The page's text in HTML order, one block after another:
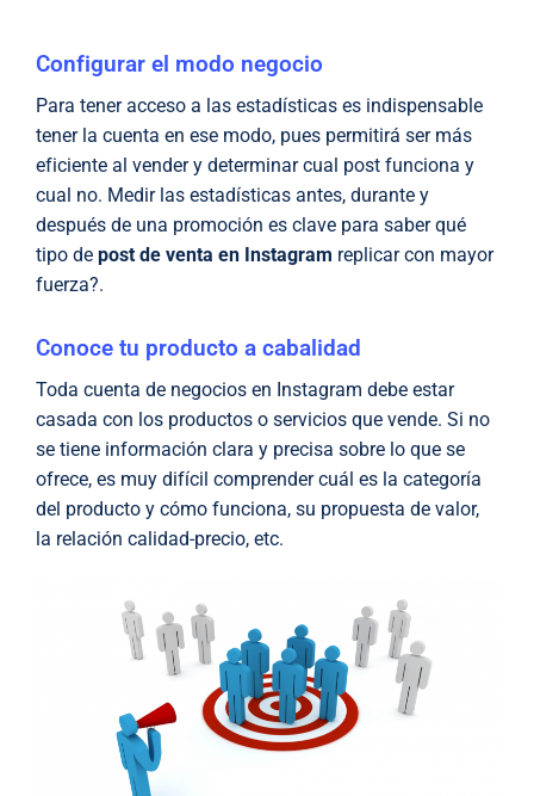
Configurar el modo negocio
Para tener acceso a las estadísticas es indispensable
tener la cuenta en ese modo, pues permitirá ser más
eficiente al vender y determinar cual post funciona y
cual no. Medir las estadísticas antes, durante y
después de una promoción es clave para saber qué
tipo de post de venta en Instagram replicar con mayor
fuerza?.
Conoce tu producto a cabalidad
Toda cuenta de negocios en Instagram debe estar
casada con los productos o servicios que vende. Si no
se tiene información clara y precisa sobre lo que se
ofrece, es muy difícil comprender cuál es la categoría
del producto y cómo funciona, su propuesta de valor,
la relación calidad-precio, etc.